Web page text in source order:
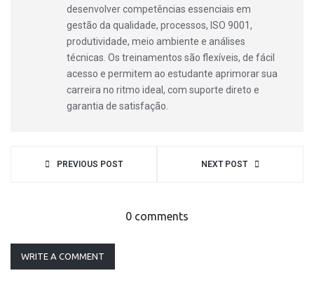
desenvolver competências essenciais em
gestão da qualidade, processos, ISO 9001,
produtividade, meio ambiente e análises
técnicas. Os treinamentos são flexíveis, de fácil
acesso e permitem ao estudante aprimorar sua
carreira no ritmo ideal, com suporte direto e
garantia de satisfação.
PREVIOUS POST NEXT POST
0 comments
WRITE A COMMENT